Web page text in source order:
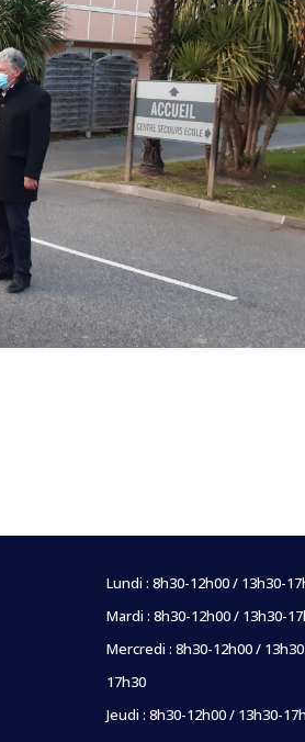
Lundi : 8h30-12h00 / 13h30-
Mardi : 8h30-12h00 / 13h30-
Mercredi : 8h30-12h00 /
17h30
Jeudi : 8h30-12h00 / 13h30-